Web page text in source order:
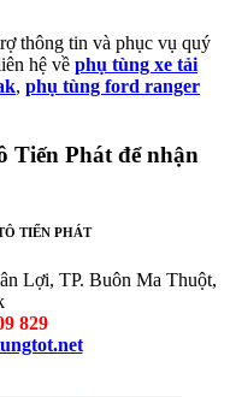
thông tin và phục vụ quý
hệ về phụ tùng xe tải
, phụ tùng ford ranger
Tiến Phát để nhận
TIẾN PHÁT
Lợi, TP. Buôn Ma Thuột,
829